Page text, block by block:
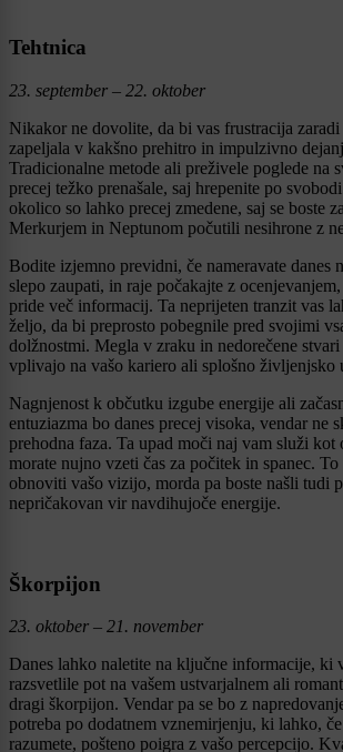
Tehtnica
23. september – 22. oktober
Nikakor ne dovolite, da bi vas frustracija zaradi
zapeljala v kakšno prehitro in impulzivno
Tradicionalne metode ali preživele poglede na
precej težko prenašale, saj hrepenite po
okolico so lahko precej zmedene, saj se boste
Merkurjem in Neptunom počutili nesihrone z
Bodite izjemno previdni, če nameravate danes
slepo zaupati, in raje počakajte z
pride več informacij. Ta neprijeten tranzit vas
željo, da bi preprosto pobegnile pred svojimi
dolžnostmi. Megla v zraku in nedorečene
vplivajo na vašo kariero ali splošno življenjsko
Nagnjenost k občutku izgube energije ali
entuziazma bo danes precej visoka, vendar ne
prehodna faza. Ta upad moči naj vam služi kot
morate nujno vzeti čas za počitek in spanec.
obnoviti vašo vizijo, morda pa boste našli tudi
nepričakovan vir navdihujoče energije.
Škorpijon
23. oktober – 21. november
Danes lahko naletite na ključne informacije, ki
razsvetlile pot na vašem ustvarjalnem ali
dragi škorpijon. Vendar pa se bo z
potreba po dodatnem vznemirjenju, ki lahko,
razumete, pošteno poigra z vašo percepcijo.